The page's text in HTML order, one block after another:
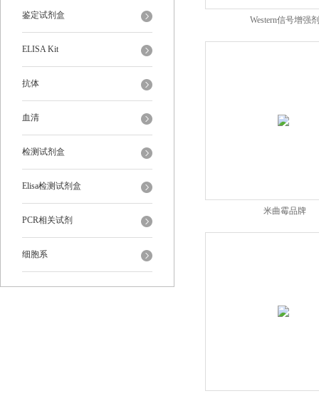
鉴定试剂盒
ELISA Kit
抗体
血清
检测试剂盒
Elisa检测试剂盒
PCR相关试剂
细胞系
Western信号增强剂
米曲霉品牌